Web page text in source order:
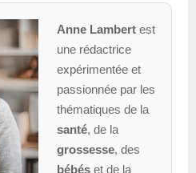
Anne Lambertest
une rédactrice
expérimentée et
passionnée par les
thématiques de la
santé, de la
grossesse, des
bébéset de la